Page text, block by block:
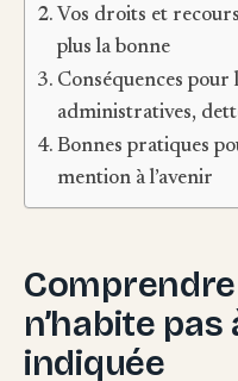
Vos droits et recours
plus la bonne
Conséquences pour
administratives,
Bonnes pratiques
mention à l’avenir
n’habite pas
indiquée